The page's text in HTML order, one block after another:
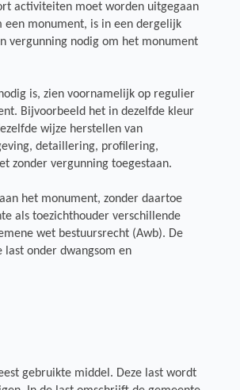
activiteiten moet worden uitgegaan
monument, is in een dergelijk
vergunning nodig om het monument
is, zien voornamelijk op regulier
Bijvoorbeeld het in dezelfde kleur
wijze herstellen van
detaillering, profilering,
zonder vergunning toegestaan.
het monument, zonder daartoe
als toezichthouder verschillende
wet bestuursrecht (Awb). De
last onder dwangsom en
gebruikte middel. Deze last wordt